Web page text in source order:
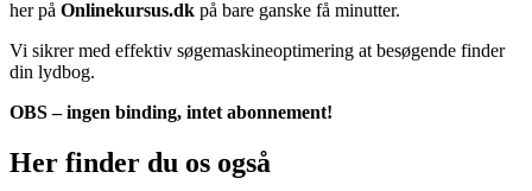
her på Onlinekursus.dk på bare ganske få minutter.
Vi sikrer med effektiv søgemaskineoptimering at besøgende finder
din lydbog.
OBS – ingen binding, intet abonnement!
Her finder du os også